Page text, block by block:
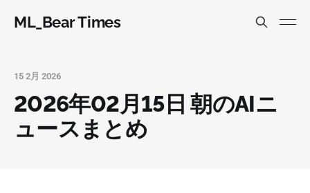
ML_Bear Times
15 2月 2026
2026年02月15日 朝のAIニ
ュースまとめ